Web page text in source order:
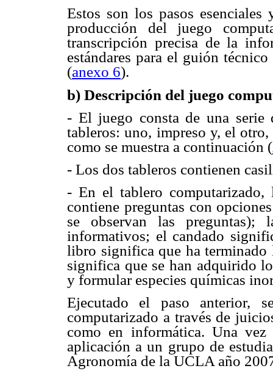
Estos son los pasos
producción del juego
transcripción precisa de la
estándares para el guión
(anexo 6).
b) Descripción del juego
- El juego consta de una serie
tableros: uno, impreso y, el
como se muestra a continuación (
- Los dos tableros contienen
- En el tablero computarizado,
contiene preguntas con
se observan las preguntas);
informativos; el candado
libro significa que ha terminado
significa que se han adquirido
y formular especies químicas
Ejecutado el paso anterior,
computarizado a través de
como en informática. Una
aplicación a un grupo de
Agronomía de la UCLA año